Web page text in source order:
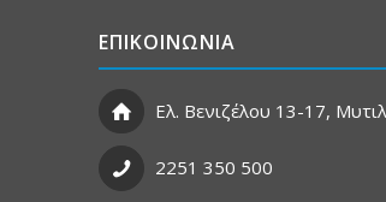
ΕΠΙΚΟΙΝΩΝΙΑ
Ελ. Βενιζέλου 13-17,
2251 350 500